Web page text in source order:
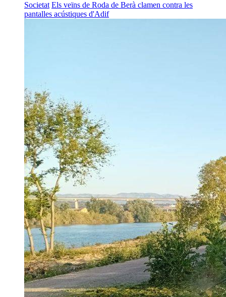
Societat Els veïns de Roda de Berà clamen contra les
pantalles acústiques d'Adif